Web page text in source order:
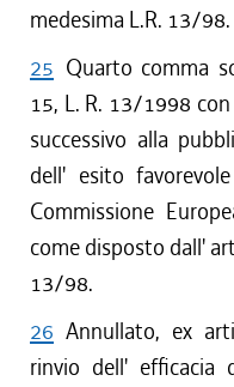
medesima L.R. 13/98.
25 Quarto comma
15, L. R. 13/1998
successivo alla
dell' esito
Commissione
come disposto dall'
13/98.
26 Annullato, ex
rinvio dell' efficacia